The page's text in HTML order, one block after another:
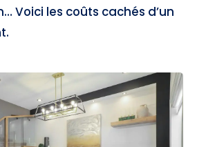
Voici les coûts cachés d’un